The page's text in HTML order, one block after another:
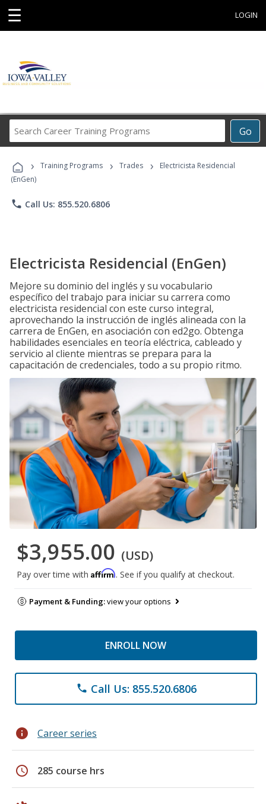
☰ LOGIN
Go
Career
Programs
› Training Programs › Trades ›
Electricista Residencial
(EnGen)
phone Call Us: 855.520.6806
Electricista Residencial (EnGen)
Mejore su dominio del inglés y su vocabulario
específico del trabajo para iniciar su carrera como
electricista residencial con este curso integral,
aprovechando la instrucción de inglés alineada con la
carrera de EnGen, en asociación con ed2go. Obtenga
habilidades esenciales en teoría eléctrica, cableado y
servicio al cliente mientras se prepara para la
capacitación de credenciales, todo a su propio ritmo.
$3,955.00 (USD)
Pay over time with Affirm. See if you qualify at checkout.
Payment & Funding:view your options
ENROLL NOW
phone Call Us: 855.520.6806
info Career series
schedule 285 course hrs